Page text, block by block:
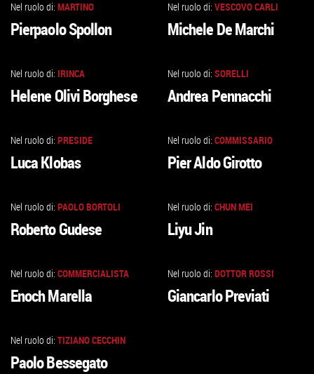
ALLA
Nel ruolo di: MARTINO
Pierpaolo Spollon
ALLA
Nel ruolo di: VESCOVO CARLI
Michele De Marchi
ALLA
Nel ruolo di: IRINCA
Helene Olivi Borghese
ALLA
Nel ruolo di: SORELLI
Andrea Pennacchi
ALLA
Nel ruolo di: PRESIDE
Luca Klobas
ALLA
Nel ruolo di: COMMISSARIO
Pier Aldo Girotto
ALLA
Nel ruolo di: PAOLO BORTOLI
Roberto Gudese
ALLA
Nel ruolo di: CHUN MEI
Liyu Jin
ALLA
Nel ruolo di: COMMERCIALISTA
Enoch Marella
ALLA
Nel ruolo di: DOTTOR ROSSI
Giancarlo Previati
ALLA
Nel ruolo di: TIZIANO CECCHIN
Paolo Bessegato